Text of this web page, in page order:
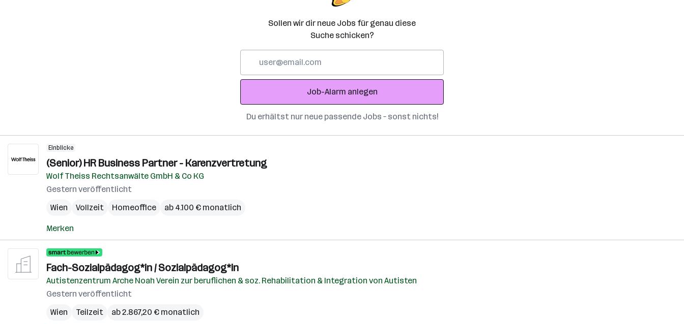
Sollen wir dir neue Jobs für genau diese
Suche schicken?
Adresse
Job-Alarm anlegen
Du erhältst nur neue passende Jobs – sonst nichts!
Einblicke
(Senior) HR Business Partner - Karenzvertretung
Wolf Theiss Rechtsanwälte GmbH & Co KG
Gestern veröffentlicht
Wien
Vollzeit Homeoffice ab 4.100 € monatlich
Merken
Fach-Sozialpädagog*in / Sozialpädagog*in
Autistenzentrum Arche Noah Verein zur beruflichen & soz. Rehabilitation & Integration von Autisten
Gestern veröffentlicht
Wien
Teilzeit ab 2.867,20 € monatlich